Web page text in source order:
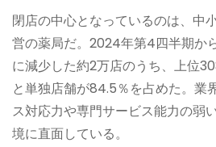
閉店の中心となっているのは、中
営の薬局だ。2024年第4四半期か
に減少した約2万店のうち、上位
と単独店舗が84.5％を占めた。業
ス対応力や専門サービス能力の弱
境に直面している。